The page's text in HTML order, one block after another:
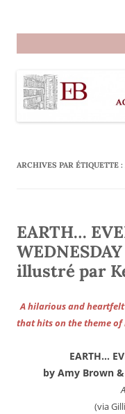
ARCHIVES PAR ÉTIQUETTE :
EARTH…
illustré par
A hilarious and
that hits on the theme of
EARTH…
by Amy Brown
(via